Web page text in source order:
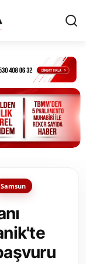
Samsun